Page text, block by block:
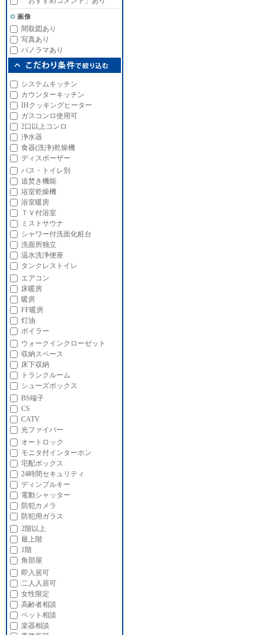
間取図あり
写真あり
パノラマあり
システムキッチン
カウンターキッチン
IHクッキングヒーター
ガスコンロ使用可
2口以上コンロ
浄水器
食器(洗浄)乾燥機
ディスポーザー
バス・トイレ別
追焚き機能
浴室乾燥機
浴室暖房
ＴＶ付浴室
ミストサウナ
シャワー付洗面化粧台
洗面所独立
温水洗浄便座
タンクレストイレ
エアコン
床暖房
暖房
FF暖房
灯油
ボイラー
ウォークインクローゼット
収納スペース
床下収納
トランクルーム
シューズボックス
BS端子
CS
CATV
光ファイバー
オートロック
モニタ付インターホン
宅配ボックス
24時間セキュリティ
ディンプルキー
電動シャッター
防犯カメラ
防犯用ガラス
2階以上
最上階
1階
角部屋
即入居可
二人入居可
女性限定
高齢者相談
ペット相談
楽器相談